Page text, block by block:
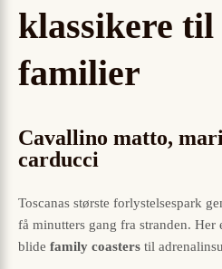
klassikere
familier
Cavallino matto,
carducci
Toscanas største forlystelsespark
få minutters gang fra stranden. Her
blide family coasters til